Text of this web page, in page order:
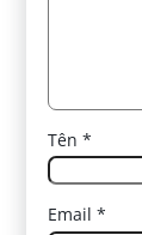
Tên*
Email*